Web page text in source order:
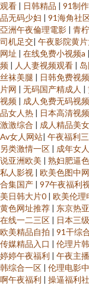
观看 | 日韩精品 | 91制
品无码少妇 | 91海角社
亞洲午夜倫理電影 | 青
司机足交| 午夜影院黄
网址 | 在线免费小视频a |
频 | 人人妻视频观看 |
丝袜美腿 | 日韩免费视
片网 | 无码国产精成人 |
视频 | 成人免费无码视频
品女人热 | 日本高清视
激激综合 | 成人精品美
Av女人网站| 午夜福利
另类激情一区 | 成年女
说亚洲欧美 | 熟妇肥逼
私人影视 | 欧美色图中
合集国产 | 97午夜福利
美日韩大片0 | 欧美伦理
黄色网址推荐 | 东京热
在线一二三区 | 日本三
欧美精品自拍 | 91干综
传媒精品入口 | 伦理片
婷婷午夜福利 | 午夜主
韩综合一区 | 伦理电影
啊午夜福利 | 操逼福利社